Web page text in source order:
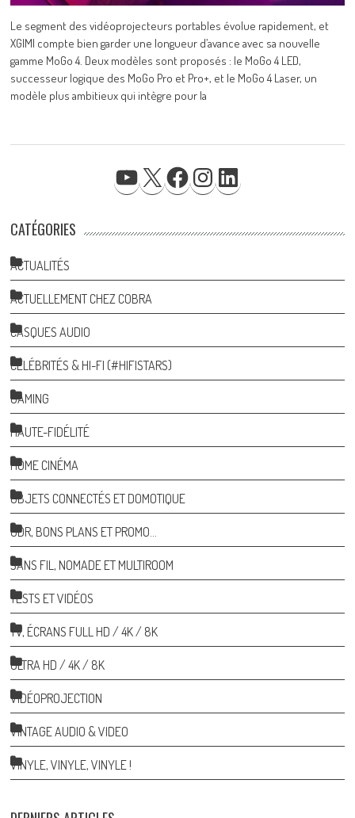
Le segment des vidéoprojecteurs portables évolue rapidement, et
XGIMI compte bien garder une longueur d’avance avec sa nouvelle
gamme MoGo 4. Deux modèles sont proposés : le MoGo 4 LED,
successeur logique des MoGo Pro et Pro+, et le MoGo 4 Laser, un
modèle plus ambitieux qui intègre pour la
YOUTUBE
CATÉGORIES
ACTUALITÉS
ACTUELLEMENT CHEZ COBRA
CASQUES AUDIO
CÉLÉBRITÉS & HI-FI (#HIFISTARS)
GAMING
HAUTE-FIDÉLITÉ
HOME CINÉMA
OBJETS CONNECTÉS ET DOMOTIQUE
ODR, BONS PLANS ET PROMO…
SANS FIL, NOMADE ET MULTIROOM
TESTS ET VIDÉOS
TV, ÉCRANS FULL HD / 4K / 8K
ULTRA HD / 4K / 8K
VIDÉOPROJECTION
VINTAGE AUDIO & VIDEO
VINYLE, VINYLE, VINYLE !